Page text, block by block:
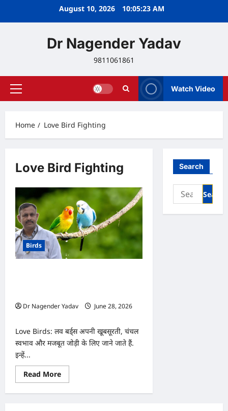
August 10, 2026 10:05:23 AM
Dr Nagender Yadav
9811061861
Primary
Watch Video
Home Love Bird Fighting
Love Bird Fighting
Birds
Dr Nagender Yadav
June 28, 2026
Love Birds: लव बर्ड्स अपनी खूबसूरती, चंचल
स्वभाव और मजबूत जोड़ी के लिए जाने जाते हैं.
इन्हें...
Read MoreRead
more
Love
Search
Search
for: